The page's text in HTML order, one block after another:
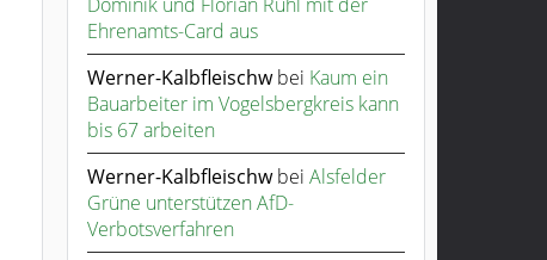
Ehrenamts-Card aus
Werner-Kalbfleischwbei Kaum ein
Bauarbeiter im Vogelsbergkreis kann
bis 67 arbeiten
Werner-Kalbfleischwbei Alsfelder
Grüne unterstützen AfD-
Verbotsverfahren